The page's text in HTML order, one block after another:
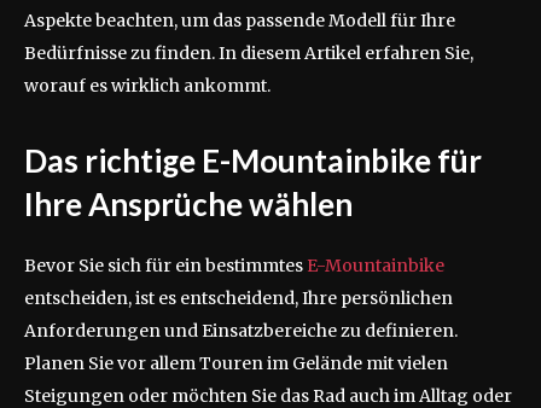
Aspekte beachten, um das passende Modell für Ihre
Bedürfnisse zu finden. In diesem Artikel erfahren Sie,
worauf es wirklich ankommt.
Das richtige E-Mountainbike für
Ihre Ansprüche wählen
Bevor Sie sich für ein bestimmtes E-Mountainbike
entscheiden, ist es entscheidend, Ihre persönlichen
Anforderungen und Einsatzbereiche zu definieren.
Planen Sie vor allem Touren im Gelände mit vielen
Steigungen oder möchten Sie das Rad auch im Alltag oder